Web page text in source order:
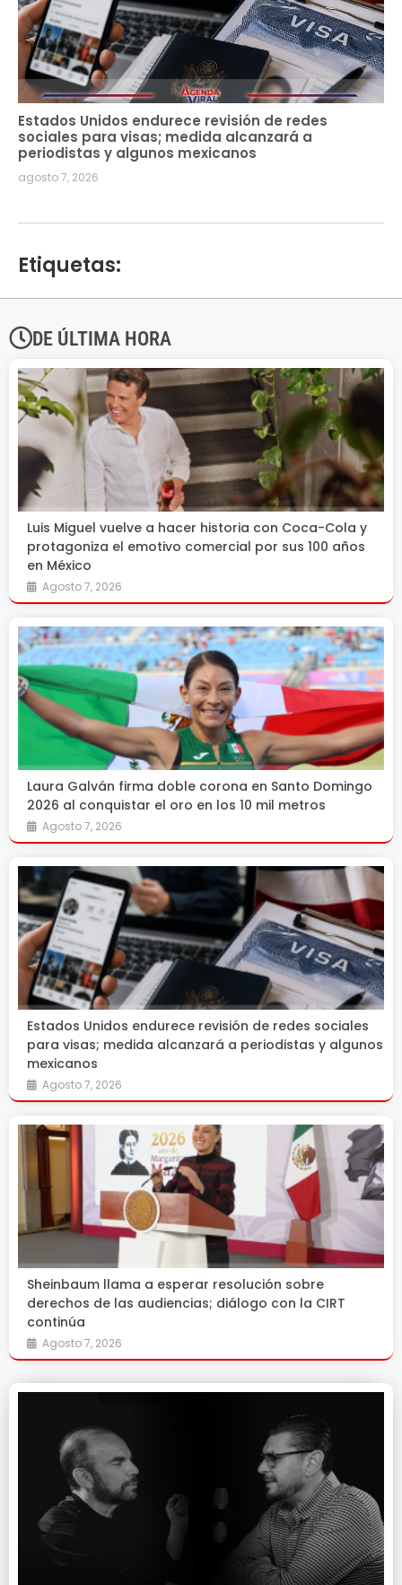
Estados Unidos endurece revisión de redes
sociales para visas; medida alcanzará a
periodistas y algunos mexicanos
agosto 7, 2026
Etiquetas:
DE ÚLTIMA HORA
Luis Miguel vuelve a hacer historia con Coca-Cola y
protagoniza el emotivo comercial por sus 100 años
en México
Agosto 7, 2026
Laura Galván firma doble corona en Santo Domingo
2026 al conquistar el oro en los 10 mil metros
Agosto 7, 2026
Estados Unidos endurece revisión de redes sociales
para visas; medida alcanzará a periodistas y algunos
mexicanos
Agosto 7, 2026
Sheinbaum llama a esperar resolución sobre
derechos de las audiencias; diálogo con la CIRT
continúa
Agosto 7, 2026